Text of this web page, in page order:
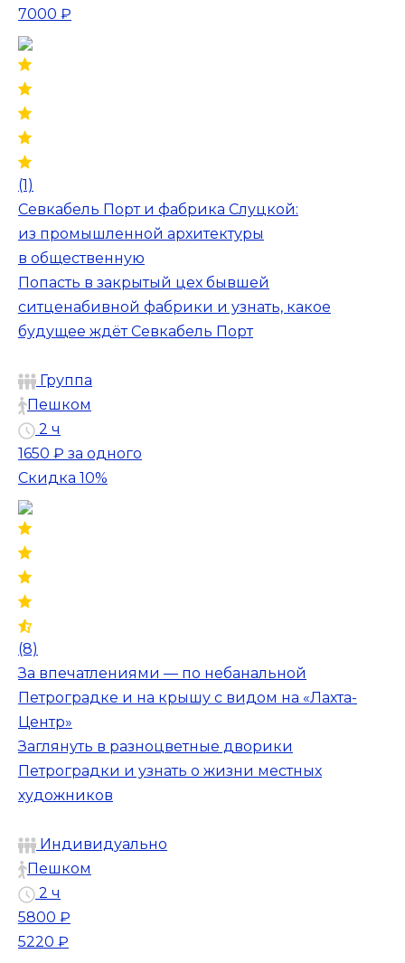
7000 ₽
(1)
Севкабель Порт и фабрика Слуцкой:
из промышленной архитектуры
в общественную
Попасть в закрытый цех бывшей
ситценабивной фабрики и узнать, какое
будущее ждёт Севкабель Порт
Группа
Пешком
2 ч
1650 ₽ за одного
Скидка 10%
(8)
За впечатлениями — по небанальной
Петроградке и на крышу с видом на «Лахта-
Центр»
Заглянуть в разноцветные дворики
Петроградки и узнать о жизни местных
художников
Индивидуально
Пешком
2 ч
5800 ₽
5220 ₽